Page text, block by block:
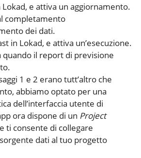
Lokad, e attiva un aggiornamento.
completamento
dei dati.
in Lokad, e attiva un’esecuzione.
quando il report di previsione
1 e 2 erano tutt’altro che
abbiamo optato per una
dell’interfaccia utente di
ora dispone di un Project
ti consente di collegare
dati al tuo progetto